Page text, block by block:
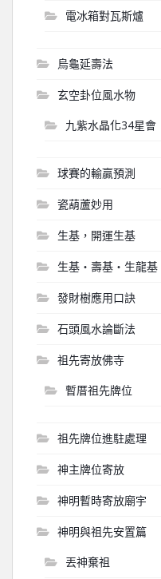
電冰箱對瓦斯爐
烏龜延壽法
玄空卦位風水物
九紫水晶化34星會
球賽的輸贏預測
瓷葫蘆妙用
生基，開運生基
生基‧壽基‧生龍基
發財樹應用口訣
石頭風水論斷法
祖先寄放佛寺
暫厝祖先牌位
祖先牌位進駐處理
神主牌位寄放
神明暫時寄放廟宇
神明與祖先安置篇
丟神棄祖